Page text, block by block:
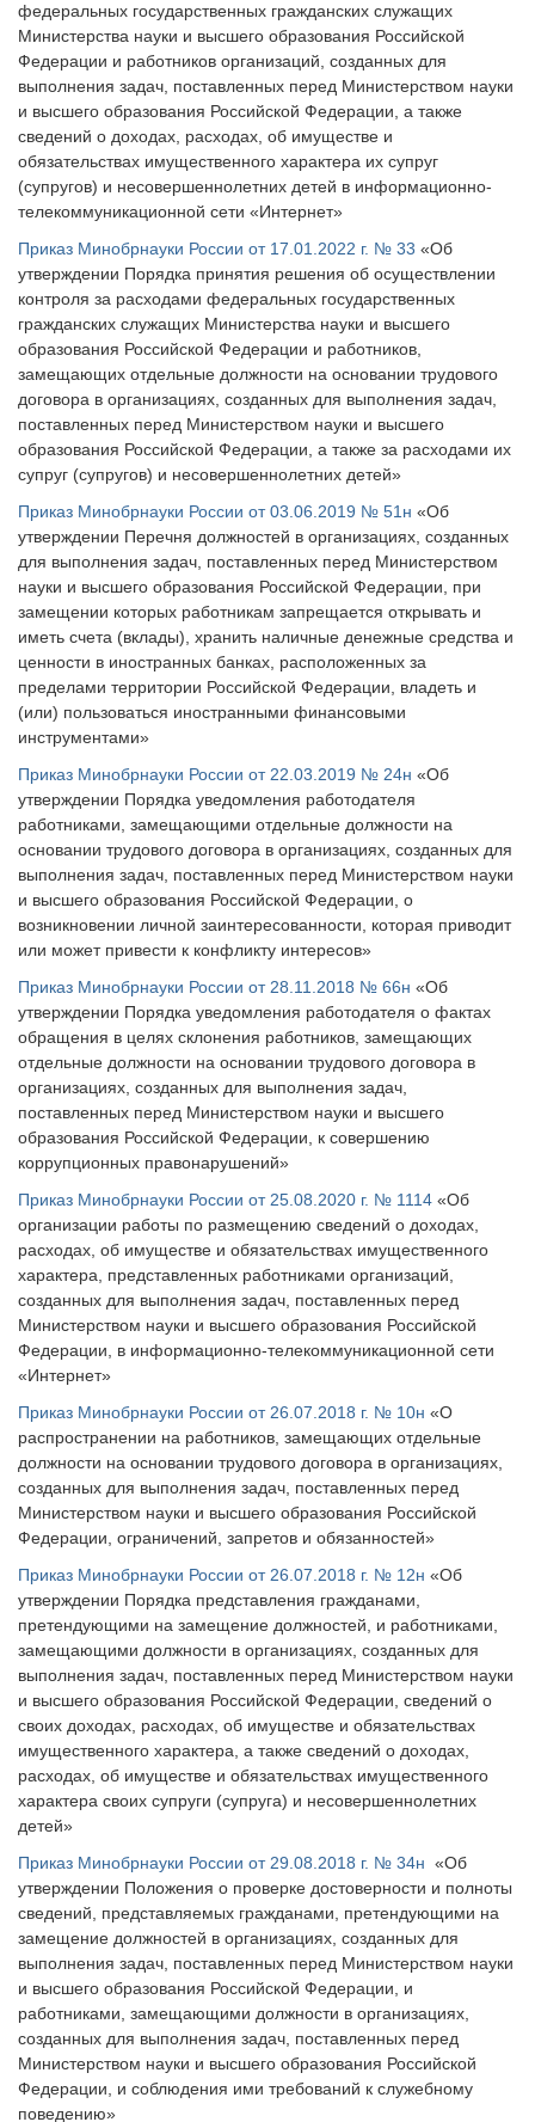
федеральных государственных гражданских служащих
Министерства науки и высшего образования Российской
Федерации и работников организаций, созданных для
выполнения задач, поставленных перед Министерством науки
и высшего образования Российской Федерации, а также
сведений о доходах, расходах, об имуществе и
обязательствах имущественного характера их супруг
(супругов) и несовершеннолетних детей в информационно-
телекоммуникационной сети «Интернет»
Приказ Минобрнауки России от 17.01.2022 г. № 33 «Об
утверждении Порядка принятия решения об осуществлении
контроля за расходами федеральных государственных
гражданских служащих Министерства науки и высшего
образования Российской Федерации и работников,
замещающих отдельные должности на основании трудового
договора в организациях, созданных для выполнения задач,
поставленных перед Министерством науки и высшего
образования Российской Федерации, а также за расходами их
супруг (супругов) и несовершеннолетних детей»
Приказ Минобрнауки России от 03.06.2019 № 51н «Об
утверждении Перечня должностей в организациях, созданных
для выполнения задач, поставленных перед Министерством
науки и высшего образования Российской Федерации, при
замещении которых работникам запрещается открывать и
иметь счета (вклады), хранить наличные денежные средства и
ценности в иностранных банках, расположенных за
пределами территории Российской Федерации, владеть и
(или) пользоваться иностранными финансовыми
инструментами»
Приказ Минобрнауки России от 22.03.2019 № 24н «Об
утверждении Порядка уведомления работодателя
работниками, замещающими отдельные должности на
основании трудового договора в организациях, созданных для
выполнения задач, поставленных перед Министерством науки
и высшего образования Российской Федерации, о
возникновении личной заинтересованности, которая приводит
или может привести к конфликту интересов»
Приказ Минобрнауки России от 28.11.2018 № 66н «Об
утверждении Порядка уведомления работодателя о фактах
обращения в целях склонения работников, замещающих
отдельные должности на основании трудового договора в
организациях, созданных для выполнения задач,
поставленных перед Министерством науки и высшего
образования Российской Федерации, к совершению
коррупционных правонарушений»
Приказ Минобрнауки России от 25.08.2020 г. № 1114 «Об
организации работы по размещению сведений о доходах,
расходах, об имуществе и обязательствах имущественного
характера, представленных работниками организаций,
созданных для выполнения задач, поставленных перед
Министерством науки и высшего образования Российской
Федерации, в информационно-телекоммуникационной сети
«Интернет»
Приказ Минобрнауки России от 26.07.2018 г. № 10н «О
распространении на работников, замещающих отдельные
должности на основании трудового договора в организациях,
созданных для выполнения задач, поставленных перед
Министерством науки и высшего образования Российской
Федерации, ограничений, запретов и обязанностей»
Приказ Минобрнауки России от 26.07.2018 г. № 12н «Об
утверждении Порядка представления гражданами,
претендующими на замещение должностей, и работниками,
замещающими должности в организациях, созданных для
выполнения задач, поставленных перед Министерством науки
и высшего образования Российской Федерации, сведений о
своих доходах, расходах, об имуществе и обязательствах
имущественного характера, а также сведений о доходах,
расходах, об имуществе и обязательствах имущественного
характера своих супруги (супруга) и несовершеннолетних
детей»
Приказ Минобрнауки России от 29.08.2018 г. № 34н «Об
утверждении Положения о проверке достоверности и полноты
сведений, представляемых гражданами, претендующими на
замещение должностей в организациях, созданных для
выполнения задач, поставленных перед Министерством науки
и высшего образования Российской Федерации, и
работниками, замещающими должности в организациях,
созданных для выполнения задач, поставленных перед
Министерством науки и высшего образования Российской
Федерации, и соблюдения ими требований к служебному
поведению»